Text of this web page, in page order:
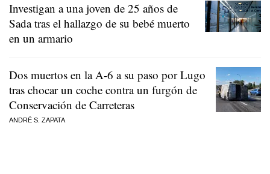
Investigan a una joven de 25 años de
Sada tras el hallazgo de su bebé muerto
en un armario
Dos muertos en la A-6 a su paso por Lugo
tras chocar un coche contra un furgón de
Conservación de Carreteras
ANDRÉ S. ZAPATA